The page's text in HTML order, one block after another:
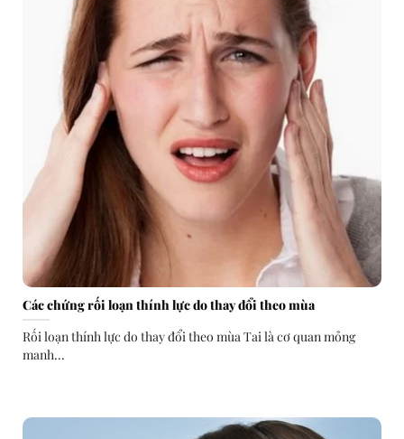
Các chứng rối loạn thính lực do thay đổi theo mùa
Rối loạn thính lực do thay đổi theo mùa Tai là cơ quan mỏng
manh...